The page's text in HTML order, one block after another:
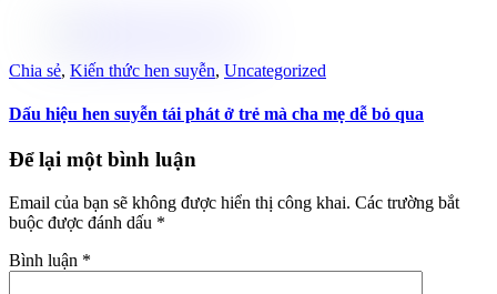
Chia sẻ, Kiến thức hen suyễn, Uncategorized
Dấu hiệu hen suyễn tái phát ở trẻ mà cha mẹ dễ bỏ qua
Để lại một bình luận
Email của bạn sẽ không được hiển thị công khai. Các trường bắt
buộc được đánh dấu *
Bình luận *